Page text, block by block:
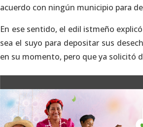
acuerdo con ningún municipio para
En ese sentido, el edil istmeño
sea el suyo para depositar sus
en su momento, pero que ya solicitó